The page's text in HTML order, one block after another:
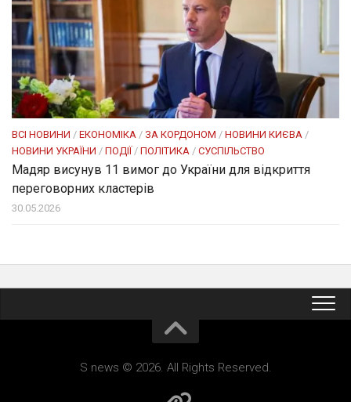
ВСІ НОВИНИ / ЕКОНОМІКА / ЗА КОРДОНОМ / НОВИНИ КИЄВА /
НОВИНИ УКРАЇНИ / ПОДІЇ/ ПОЛІТИКА / СУСПІЛЬСТВО
Мадяр висунув 11 вимог до України для відкриття
переговорних кластерів
30.05.2026
S news © 2026. All Rights Reserved.